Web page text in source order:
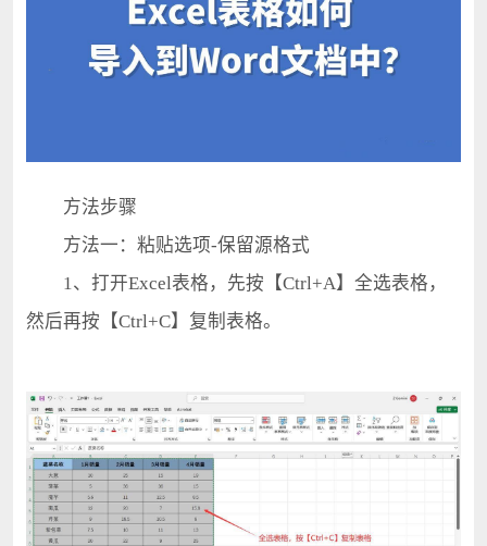
方法步骤
方法一：粘贴选项-保留源格式
1、打开Excel表格，先按【Ctrl+A】全选表格，
然后再按【Ctrl+C】复制表格。